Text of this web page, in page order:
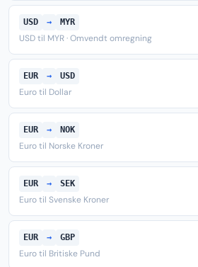
USD → MYR
USD til MYR · Omvendt omregning
EUR → USD
Euro til Dollar
EUR → NOK
Euro til Norske Kroner
EUR → SEK
Euro til Svenske Kroner
EUR → GBP
Euro til Britiske Pund